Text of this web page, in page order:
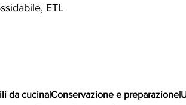
ETL
da cucina|Conservazione e preparazione|